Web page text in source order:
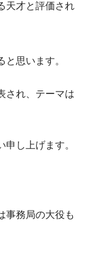
天才と評価され
思います。
され、テーマは
し上げます。
事務局の大役も